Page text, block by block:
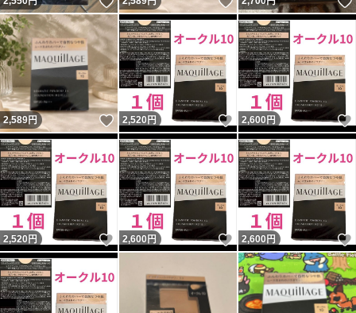
2,589円 いいね！
2,520 円 いいね！
2,600 円
2,520 円 いいね！
2,600 円 いいね！
2,600 円